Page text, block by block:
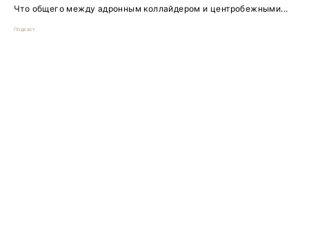
Что общего между адронным коллайдером и центробежными...
Подкаст